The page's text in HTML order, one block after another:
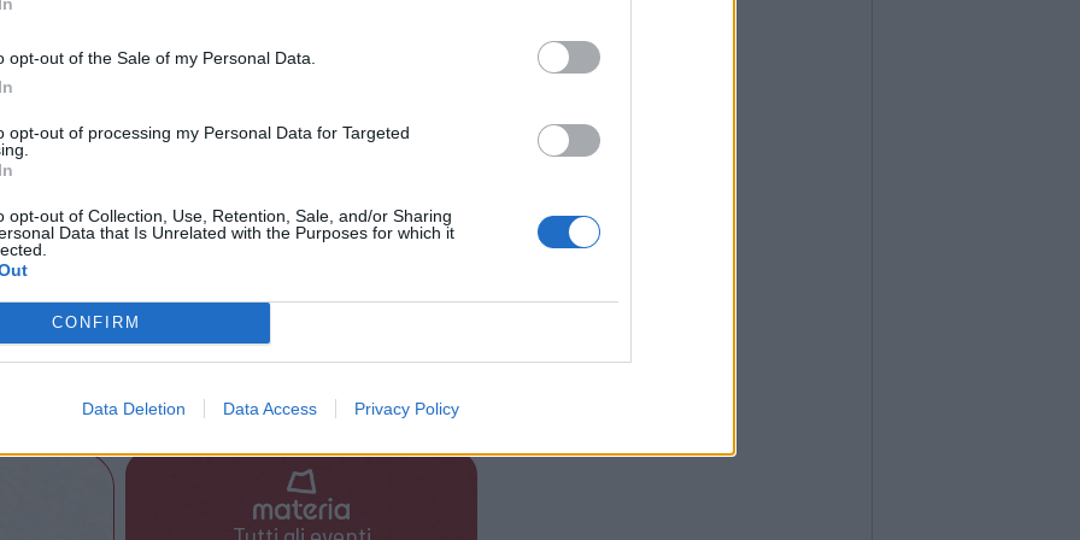
opt-out of the Sale of my Personal Data.
opt-out of processing my Personal Data for Targeted
opt-out of Collection, Use, Retention, Sale, and/or Sharing
Data that Is Unrelated with the Purposes for which it
CONFIRM
Data Deletion Data Access Privacy Policy
crediamo che una buona informazione
vita di tutti. Ogni giorno lavoriamo cercando di
critico.
Abbonati a VareseNews